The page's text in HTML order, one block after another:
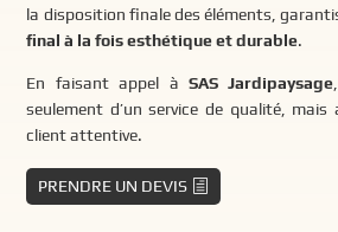
la disposition finale des éléments,
final à la fois esthétique et durable.
En faisant appel à SAS Jardipaysage
seulement d’un service de qualité, mais
client attentive.
PRENDRE UN DEVIS